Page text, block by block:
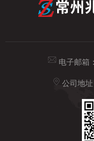
电子邮箱：
公司地